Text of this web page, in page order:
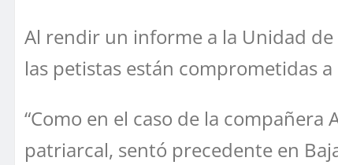
Al rendir un informe a la Unidad
las petistas están comprometidas
“Como en el caso de la
patriarcal, sentó precedente en